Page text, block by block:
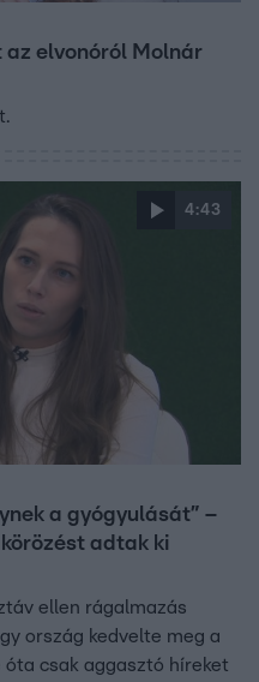
elvonóról Molnár
4:43
a gyógyulását” –
adtak ki
ellen rágalmazás
ország kedvelte meg a
csak aggasztó híreket